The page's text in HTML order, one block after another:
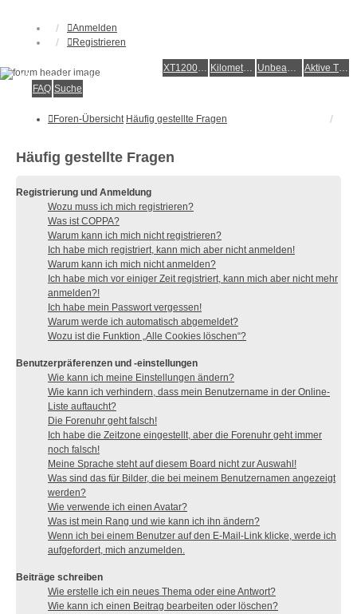
Anmelden
Registrieren
XT1200Z-Wiki Kilometerstatistik Unbeantwortete Themen Aktive Themen
Alles rund um die Yamaha XT1200Z Super Ténéré
FAQ Suche
Foren-Übersicht Häufig gestellte Fragen
Häufig gestellte Fragen
Registrierung und Anmeldung
Wozu muss ich mich registrieren?
Was ist COPPA?
Warum kann ich mich nicht registrieren?
Ich habe mich registriert, kann mich aber nicht anmelden!
Warum kann ich mich nicht anmelden?
Ich habe mich vor einiger Zeit registriert, kann mich aber nicht mehr
anmelden?!
Ich habe mein Passwort vergessen!
Warum werde ich automatisch abgemeldet?
Wozu ist die Funktion „Alle Cookies löschen“?
Benutzerpräferenzen und -einstellungen
Wie kann ich meine Einstellungen ändern?
Wie kann ich verhindern, dass mein Benutzername in der Online-
Liste auftaucht?
Die Forenuhr geht falsch!
Ich habe die Zeitzone eingestellt, aber die Forenuhr geht immer
noch falsch!
Meine Sprache steht auf diesem Board nicht zur Auswahl!
Was sind das für Bilder, die bei meinem Benutzernamen angezeigt
werden?
Wie verwende ich einen Avatar?
Was ist mein Rang und wie kann ich ihn ändern?
Wenn ich bei einem Benutzer auf den E-Mail-Link klicke, werde ich
aufgefordert, mich anzumelden.
Beiträge schreiben
Wie erstelle ich ein neues Thema oder eine Antwort?
Wie kann ich einen Beitrag bearbeiten oder löschen?